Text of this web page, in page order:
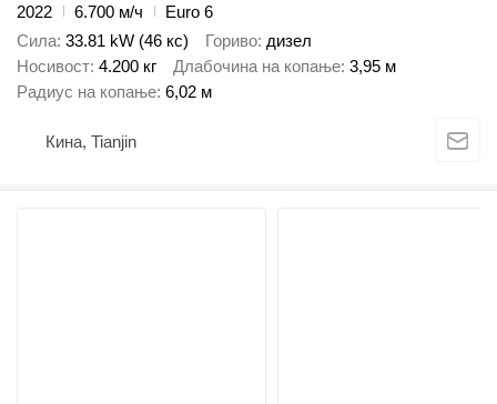
2022
6.700 м/ч
Euro 6
Сила 33.81 kW (46 кс) Гориво дизел
Носивост 4.200 кг Длабочина на копање 3,95 м
Радиус на копање 6,02 м
Кина, Tianjin